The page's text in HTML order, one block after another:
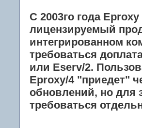
С 2003го года Eproxy
лицензируемый
интегрированном
требоваться
или Eserv/2.
Eproxy/4 "приедет"
обновлений, но для
требоваться